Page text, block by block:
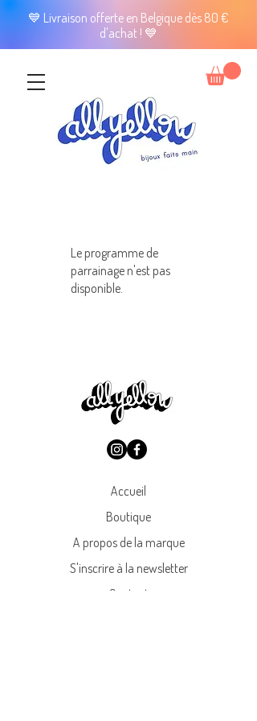
💙 Livraison offerte en Belgique dès 80 €
d'achat ! 💙
Le programme de
parrainage n'est pas
disponible.
Accueil
Boutique
A propos de la marque
S'inscrire à la newsletter
Contact